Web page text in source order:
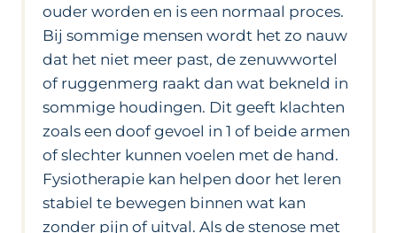
ouder worden en is een normaal proces.
Bij sommige mensen wordt het zo nauw
dat het niet meer past, de zenuwwortel
of ruggenmerg raakt dan wat bekneld in
sommige houdingen. Dit geeft klachten
zoals een doof gevoel in 1 of beide armen
of slechter kunnen voelen met de hand.
Fysiotherapie kan helpen door het leren
stabiel te bewegen binnen wat kan
zonder pijn of uitval. Als de stenose met